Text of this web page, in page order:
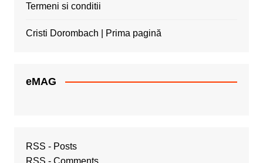
Termeni si conditii
Cristi Dorombach | Prima pagină
eMAG
RSS - Posts
RSS - Comments